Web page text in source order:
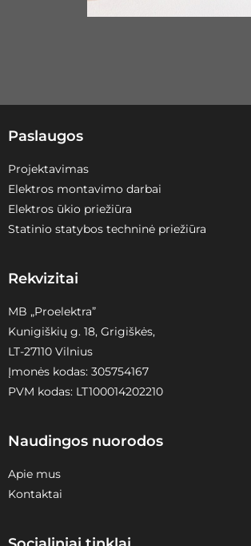
Paslaugos
Projektavimas
Elektros montavimo darbai
Elektros ūkio priežiūra
Statinio statybos techninė priežiūra
Rekvizitai
MB „Proelektra”
Kunigiškių g. 18, Grigiškės,
LT-27110 Vilnius
Įmonės kodas: 305754167
PVM kodas: LT100014202210
Naudingos nuorodos
Apie mus
Kontaktai